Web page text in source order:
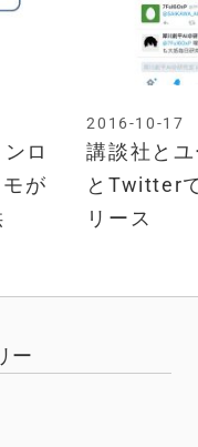
ロ
が
講談社と
とTwitter
リース
2016-10-17
ー